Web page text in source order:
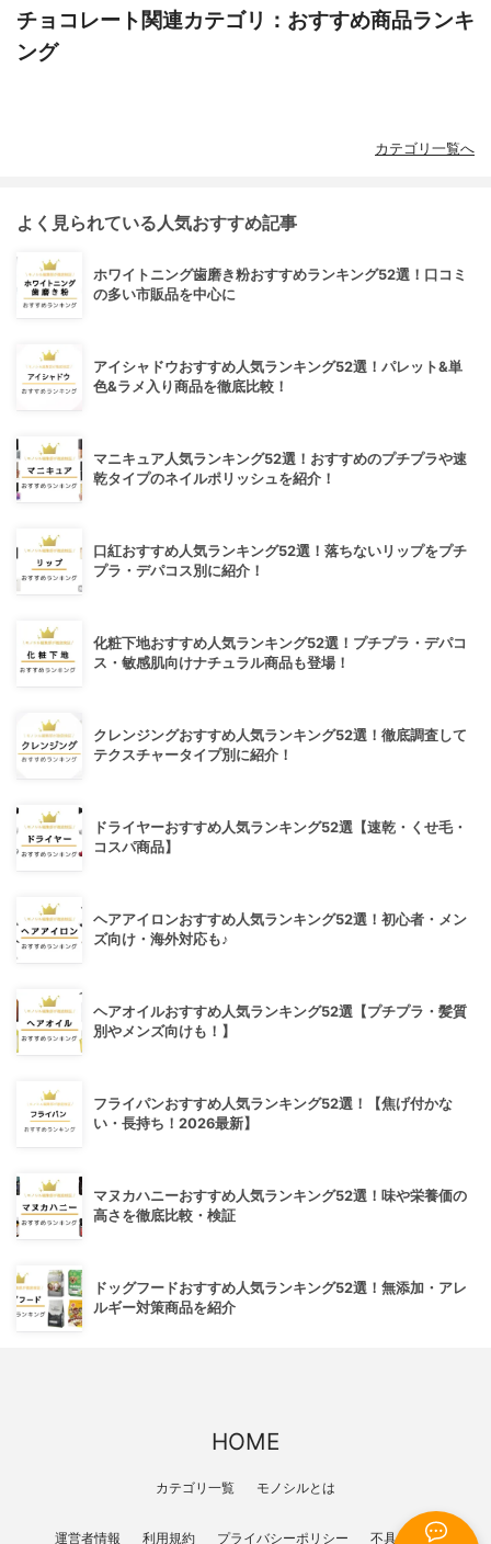
チョコレート関連カテゴリ：おすすめ商品ランキ
ング
カテゴリ一覧へ
よく見られている人気おすすめ記事
ホワイトニング歯磨き粉おすすめランキング52選！口コミ
の多い市販品を中心に
アイシャドウおすすめ人気ランキング52選！パレット&単
色&ラメ入り商品を徹底比較！
マニキュア人気ランキング52選！おすすめのプチプラや速
乾タイプのネイルポリッシュを紹介！
口紅おすすめ人気ランキング52選！落ちないリップをプチ
プラ・デパコス別に紹介！
化粧下地おすすめ人気ランキング52選！プチプラ・デパコ
ス・敏感肌向けナチュラル商品も登場！
クレンジングおすすめ人気ランキング52選！徹底調査して
テクスチャータイプ別に紹介！
ドライヤーおすすめ人気ランキング52選【速乾・くせ毛・
コスパ商品】
ヘアアイロンおすすめ人気ランキング52選！初心者・メン
ズ向け・海外対応も♪
ヘアオイルおすすめ人気ランキング52選【プチプラ・髪質
別やメンズ向けも！】
フライパンおすすめ人気ランキング52選！【焦げ付かな
い・長持ち！2026最新】
マヌカハニーおすすめ人気ランキング52選！味や栄養価の
高さを徹底比較・検証
ドッグフードおすすめ人気ランキング52選！無添加・アレ
ルギー対策商品を紹介
HOME
カテゴリ一覧 モノシルとは
運営者情報 利用規約 プライバシーポリシー 不具合報告